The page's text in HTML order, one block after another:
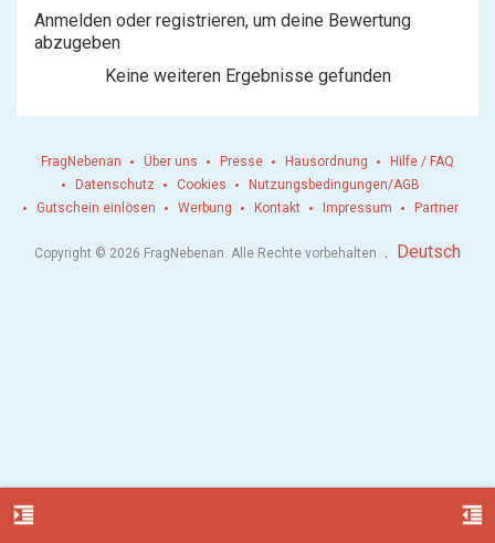
Anmelden oder registrieren, um deine Bewertung
abzugeben
Keine weiteren Ergebnisse gefunden
format_indent_increase format_indent_decrease
FragNebenan Über uns Presse Hausordnung
Hilfe / FAQ
Datenschutz
Cookies
Nutzungsbedingungen/AGB
Gutschein einlösen
Werbung Kontakt Impressum Partner
Copyright © 2026 FragNebenan. Alle Rechte vorbehalten . Deutsch